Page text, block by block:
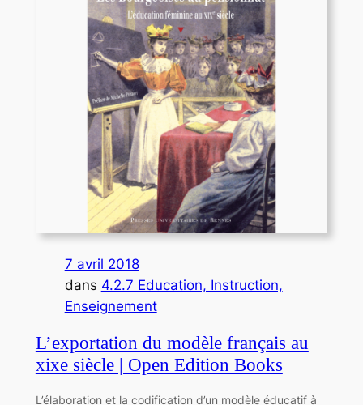
7 avril 2018
dans 4.2.7 Education, Instruction,
Enseignement
L’exportation du modèle français au
xixe siècle | Open Edition Books
L’élaboration et la codification d’un modèle éducatif à